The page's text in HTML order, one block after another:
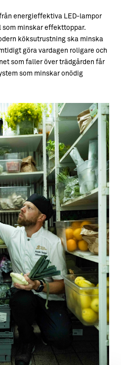
energieffektiva LED-lampor
minskar effekttoppar.
köksutrustning ska minska
göra vardagen roligare och
som faller över trädgården får
som minskar onödig